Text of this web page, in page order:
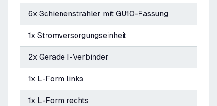
6x Schienenstrahler mit GU10-Fassung
1x Stromversorgungseinheit
2x Gerade I-Verbinder
1x L-Form links
1x L-Form rechts